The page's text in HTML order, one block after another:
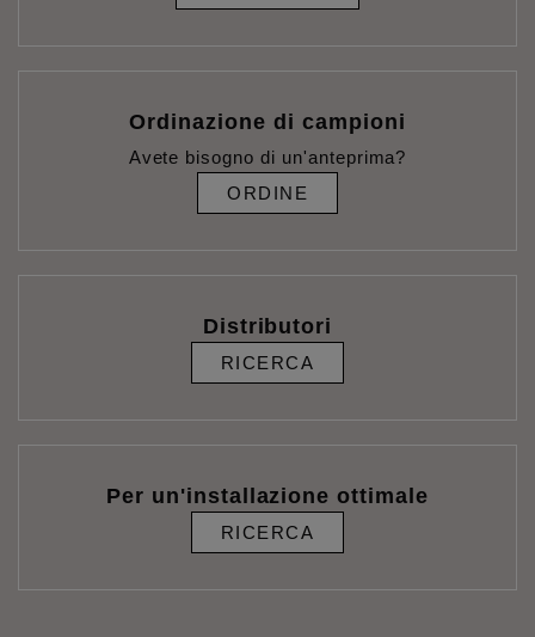
Ordinazione di campioni
Avete bisogno di un'anteprima?
ORDINE
Distributori
RICERCA
Per un'installazione ottimale
RICERCA